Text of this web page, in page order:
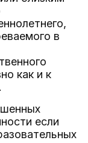
в
как и к
если